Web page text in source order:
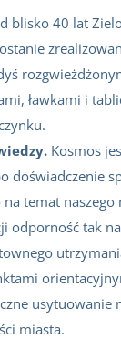
blisko 40 lat
ławkami i
Kosmos
temat naszego
odporność tak
miasta.